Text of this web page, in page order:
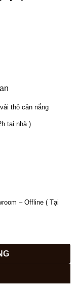
thô cản nắng
tại nhà )
– Offline ( Tại
Hà Nội CD -